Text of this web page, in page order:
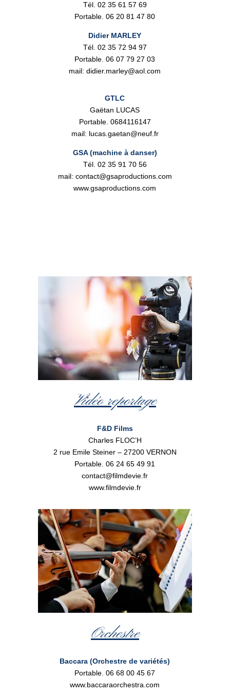
Tél. 02 35 61 57 69
Portable. 06 20 81 47 80
Didier MARLEY
Tél. 02 35 72 94 97
Portable. 06 07 79 27 03
mail: didier.marley@aol.com
GTLC
Gaëtan LUCAS
Portable. 0684116147
mail: lucas.gaetan@neuf.fr
GSA (machine à danser)
Tél. 02 35 91 70 56
mail: contact@gsaproductions.com
www.gsaproductions.com
Vidéo reportage
F&D Films
Charles FLOC’H
2 rue Emile Steiner – 27200 VERNON
Portable. 06 24 65 49 91
contact@filmdevie.fr
www.filmdevie.fr
Orchestre
Baccara (Orchestre de variétés)
Portable. 06 68 00 45 67
www.baccaraorchestra.com